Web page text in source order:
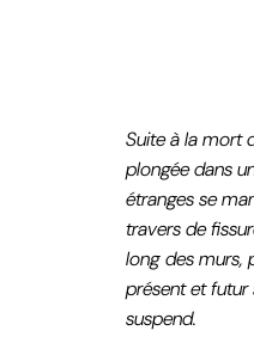
Suite à la mort
plongée dans
étranges se
travers de
long des murs,
présent et futur
suspend.